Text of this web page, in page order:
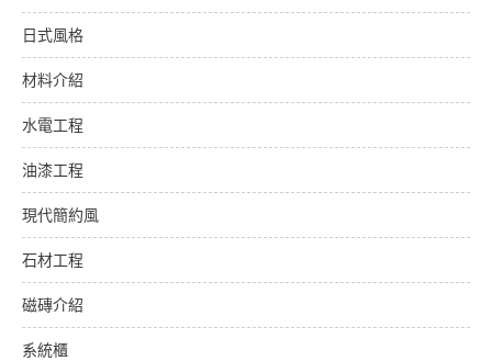
日式風格
材料介紹
水電工程
油漆工程
現代簡約風
石材工程
磁磚介紹
系統櫃